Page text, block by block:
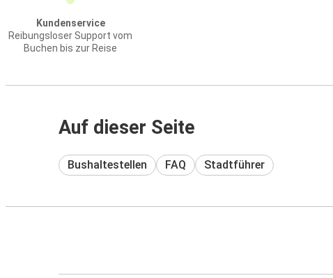
Kundenservice
Reibungsloser Support vom
Buchen bis zur Reise
Auf dieser Seite
Bushaltestellen FAQ Stadtführer